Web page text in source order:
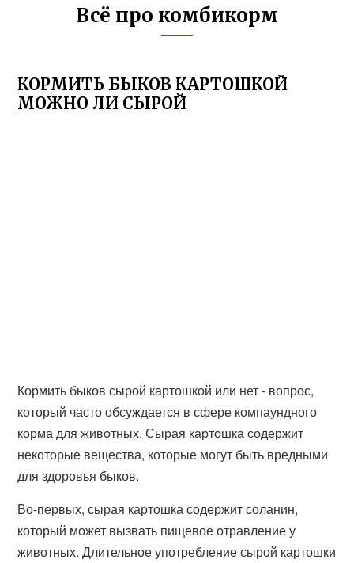
Всё про комбикорм
КОРМИТЬ БЫКОВ КАРТОШКОЙ
МОЖНО ЛИ СЫРОЙ
Кормить быков сырой картошкой или нет - вопрос,
который часто обсуждается в сфере компаундного
корма для животных. Сырая картошка содержит
некоторые вещества, которые могут быть вредными
для здоровья быков.
Во-первых, сырая картошка содержит соланин,
который может вызвать пищевое отравление у
животных. Длительное употребление сырой картошки